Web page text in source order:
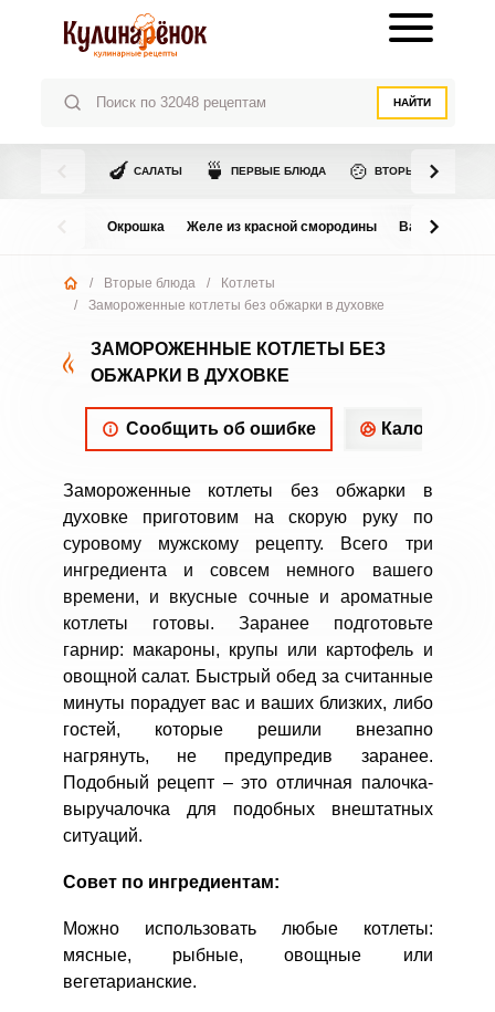
НАЙТИ
🍆 САЛАТЫ 🍵 ПЕРВЫЕ БЛЮДА 🍲 ВТОРЫЕ БЛЮДА
Окрошка Желе из красной смородины Варенье из
/ Вторые блюда /
Котлеты
/
Замороженные котлеты без обжарки в духовке
ЗАМОРОЖЕННЫЕ КОТЛЕТЫ БЕЗ
ОБЖАРКИ В ДУХОВКЕ
Сообщить об ошибке
Замороженные котлеты без обжарки в
духовке приготовим на скорую руку по
суровому мужскому рецепту. Всего три
ингредиента и совсем немного вашего
времени, и вкусные сочные и ароматные
котлеты готовы. Заранее подготовьте
гарнир: макароны, крупы или картофель и
овощной салат. Быстрый обед за считанные
минуты порадует вас и ваших близких, либо
гостей, которые решили внезапно
нагрянуть, не предупредив заранее.
Подобный рецепт – это отличная палочка-
выручалочка для подобных внештатных
ситуаций.
Совет по ингредиентам:
Можно использовать любые котлеты:
мясные, рыбные, овощные или
вегетарианские.